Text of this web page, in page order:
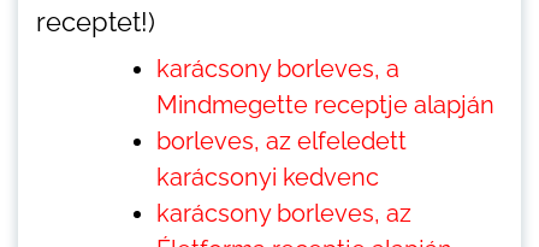
receptet!)
karácsony borleves, a
Mindmegette receptje alapján
borleves, az elfeledett
karácsonyi kedvenc
karácsony borleves, az